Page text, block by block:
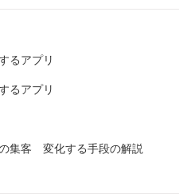
るアプリ
るアプリ
集客 変化する手段の解説